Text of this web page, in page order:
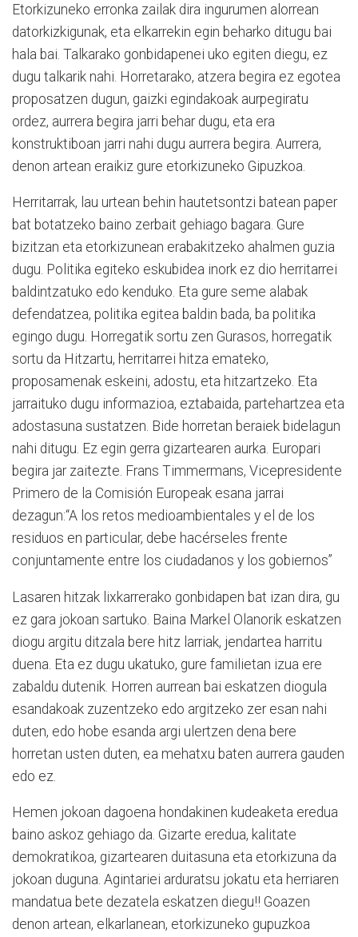
Etorkizuneko erronka zailak dira ingurumen alorrean
datorkizkigunak, eta elkarrekin egin beharko ditugu bai
hala bai. Talkarako gonbidapenei uko egiten diegu, ez
dugu talkarik nahi. Horretarako, atzera begira ez egotea
proposatzen dugun, gaizki egindakoak aurpegiratu
ordez, aurrera begira jarri behar dugu, eta era
konstruktiboan jarri nahi dugu aurrera begira. Aurrera,
denon artean eraikiz gure etorkizuneko Gipuzkoa.
Herritarrak, lau urtean behin hautetsontzi batean paper
bat botatzeko baino zerbait gehiago bagara. Gure
bizitzan eta etorkizunean erabakitzeko ahalmen guzia
dugu. Politika egiteko eskubidea inork ez dio herritarrei
baldintzatuko edo kenduko. Eta gure seme alabak
defendatzea, politika egitea baldin bada, ba politika
egingo dugu. Horregatik sortu zen Gurasos, horregatik
sortu da Hitzartu, herritarrei hitza emateko,
proposamenak eskeini, adostu, eta hitzartzeko. Eta
jarraituko dugu informazioa, eztabaida, partehartzea eta
adostasuna sustatzen. Bide horretan beraiek bidelagun
nahi ditugu. Ez egin gerra gizartearen aurka. Europari
begira jar zaitezte. Frans Timmermans, Vicepresidente
Primero de la Comisión Europeak esana jarrai
dezagun:“A los retos medioambientales y el de los
residuos en particular, debe hacérseles frente
conjuntamente entre los ciudadanos y los gobiernos”
Lasaren hitzak lixkarrerako gonbidapen bat izan dira, gu
ez gara jokoan sartuko. Baina Markel Olanorik eskatzen
diogu argitu ditzala bere hitz larriak, jendartea harritu
duena. Eta ez dugu ukatuko, gure familietan izua ere
zabaldu dutenik. Horren aurrean bai eskatzen diogula
esandakoak zuzentzeko edo argitzeko zer esan nahi
duten, edo hobe esanda argi ulertzen dena bere
horretan usten duten, ea mehatxu baten aurrera gauden
edo ez.
Hemen jokoan dagoena hondakinen kudeaketa eredua
baino askoz gehiago da. Gizarte eredua, kalitate
demokratikoa, gizartearen duitasuna eta etorkizuna da
jokoan duguna. Agintariei arduratsu jokatu eta herriaren
mandatua bete dezatela eskatzen diegu!! Goazen
denon artean, elkarlanean, etorkizuneko gupuzkoa